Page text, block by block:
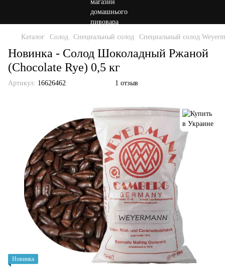
Каталог Солод Специальный солод Специальный солод
Новинка - Солод Шоколадный Ржаной
(Chocolate Rye) 0,5 кг
Артикул: 16626462 1 отзыв
Новинка